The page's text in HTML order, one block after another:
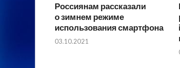
Россиянам рассказали
о зимнем режиме
использования смартфона
03.10.2021